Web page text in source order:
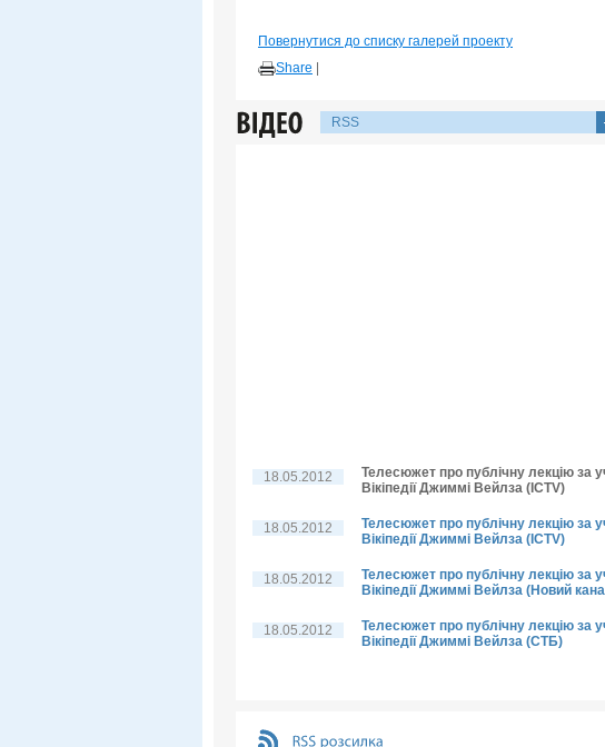
Повернутися до списку галерей проекту
Share
RSS
18.05.2012
Телесюжет про публічну лекцію за
Вікіпедії Джиммі Вейлза (ICTV)
18.05.2012
Телесюжет про публічну лекцію за
Вікіпедії Джиммі Вейлза (ICTV)
18.05.2012
Телесюжет про публічну лекцію за
Вікіпедії Джиммі Вейлза (Новий
18.05.2012
Телесюжет про публічну лекцію за
Вікіпедії Джиммі Вейлза (СТБ)